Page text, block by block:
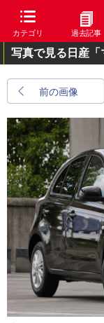
カテゴリ 過去記事
写真で見る日産「
前の画像